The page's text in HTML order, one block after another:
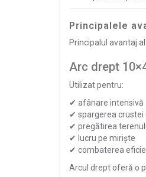
Principalele
Principalul avantaj
Arc drept
Utilizat pentru:
✔ afânare intensivă
✔ spargerea crustei
✔ pregătirea
✔ lucru pe miriște
✔ combaterea
Arcul drept oferă o